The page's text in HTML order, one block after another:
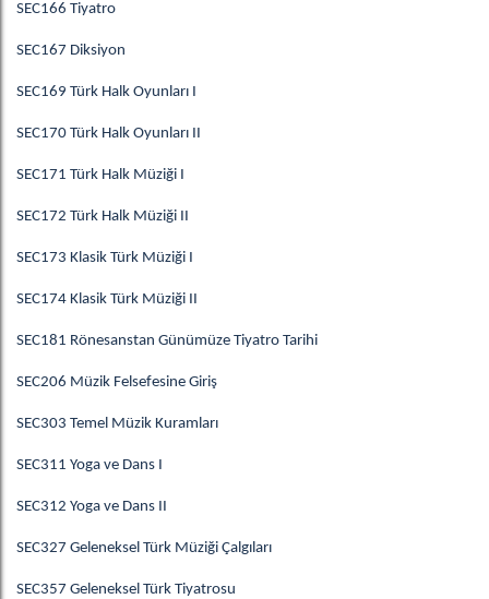
SEC166 Tiyatro
SEC167 Diksiyon
SEC169 Türk Halk Oyunları I
SEC170 Türk Halk Oyunları II
SEC171 Türk Halk Müziği I
SEC172 Türk Halk Müziği II
SEC173 Klasik Türk Müziği I
SEC174 Klasik Türk Müziği II
SEC181 Rönesanstan Günümüze Tiyatro Tarihi
SEC206 Müzik Felsefesine Giriş
SEC303 Temel Müzik Kuramları
SEC311 Yoga ve Dans I
SEC312 Yoga ve Dans II
SEC327 Geleneksel Türk Müziği Çalgıları
SEC357 Geleneksel Türk Tiyatrosu